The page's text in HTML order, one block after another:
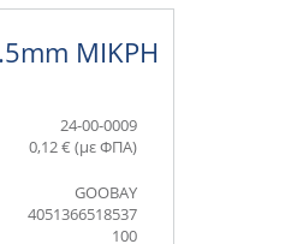
ΜΙΚΡΗ
24-00-0009
0,12 € (με ΦΠΑ)
GOOBAY
4051366518537
100